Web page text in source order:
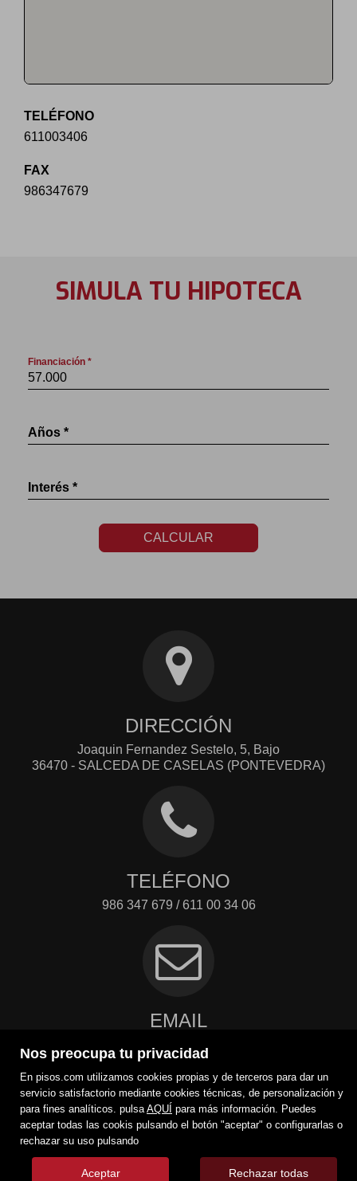
Nos preocupa tu privacidad
En pisos.com utilizamos cookies propias y de terceros para dar un
servicio satisfactorio mediante cookies técnicas, de personalización y
para fines analíticos. pulsaAQUÍ para más información. Puedes
aceptar todas las cookis pulsando el botón "aceptar" o configurarlas o
rechazar su uso pulsando
Aceptar Rechazar todas
TELÉFONO
611003406
FAX
986347679
SIMULA TU HIPOTECA
Financiación *
Años *
Interés *
CALCULAR
DIRECCIÓN
Joaquin Fernandez Sestelo, 5, Bajo
36470 - SALCEDA DE CASELAS (PONTEVEDRA)
TELÉFONO
986 347 679 / 611 00 34 06
EMAIL